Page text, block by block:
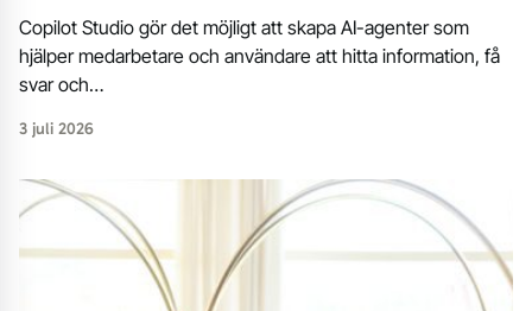
Copilot Studio gör det möjligt att skapa AI-agenter som
hjälper medarbetare och användare att hitta information, få
svar och…
3 juli 2026